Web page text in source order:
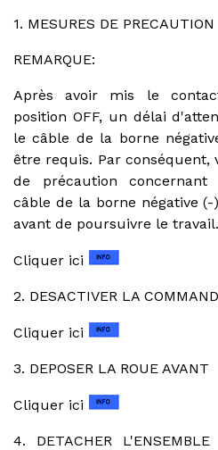
1. MESURES DE PRECAUTION
REMARQUE:
Après avoir mis le
position OFF, un délai
le câble de la borne
être requis. Par conséquent,
de précaution
câble de la borne négative
avant de poursuivre le travail.
Cliquer ici
2. DESACTIVER LA
Cliquer ici
3. DEPOSER LA ROUE AVANT
Cliquer ici
4. DETACHER